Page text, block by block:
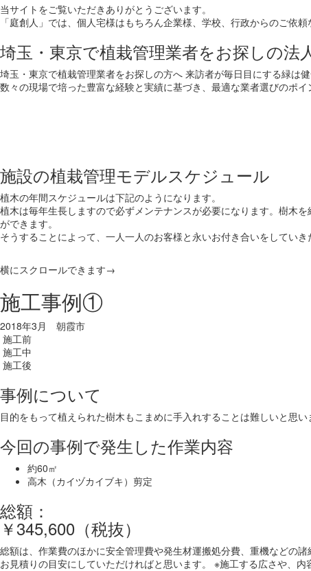
当サイトをご覧いただきありがとうございます。
「庭創人」では、個人宅様はもちろん企業様、学校、行政からのご依
埼玉・東京で植栽管理業者をお探しの法
埼玉・東京で植栽管理業者をお探しの方へ 来訪者が毎日目にする緑は
数々の現場で培った豊富な経験と実績に基づき、最適な業者選びのポイ
施設の植栽管理モデルスケジュール
植木の年間スケジュールは下記のようになります。
植木は毎年生長しますので必ずメンテナンスが必要になります。樹木
ができます。
そうすることによって、一人一人のお客様と永いお付き合いをしていき
横にスクロールできます→
施工事例①
2018年3月 朝霞市
施工前
施工中
施工後
事例について
目的をもって植えられた樹木もこまめに手入れすることは難しいと思
今回の事例で発生した作業内容
約60㎡
高木（カイヅカイブキ）剪定
総額：
￥345,600（税抜）
総額は、作業費のほかに安全管理費や発生材運搬処分費、重機などの諸
お見積りの目安にしていただければと思います。 ※施工する広さや、内